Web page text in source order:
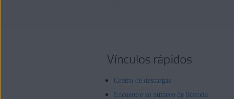
Vínculos rápidos
Centro de descargas
Encuentre su número de licencia